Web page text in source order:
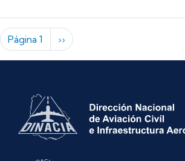
Paginación
Página 1 Siguiente página
››